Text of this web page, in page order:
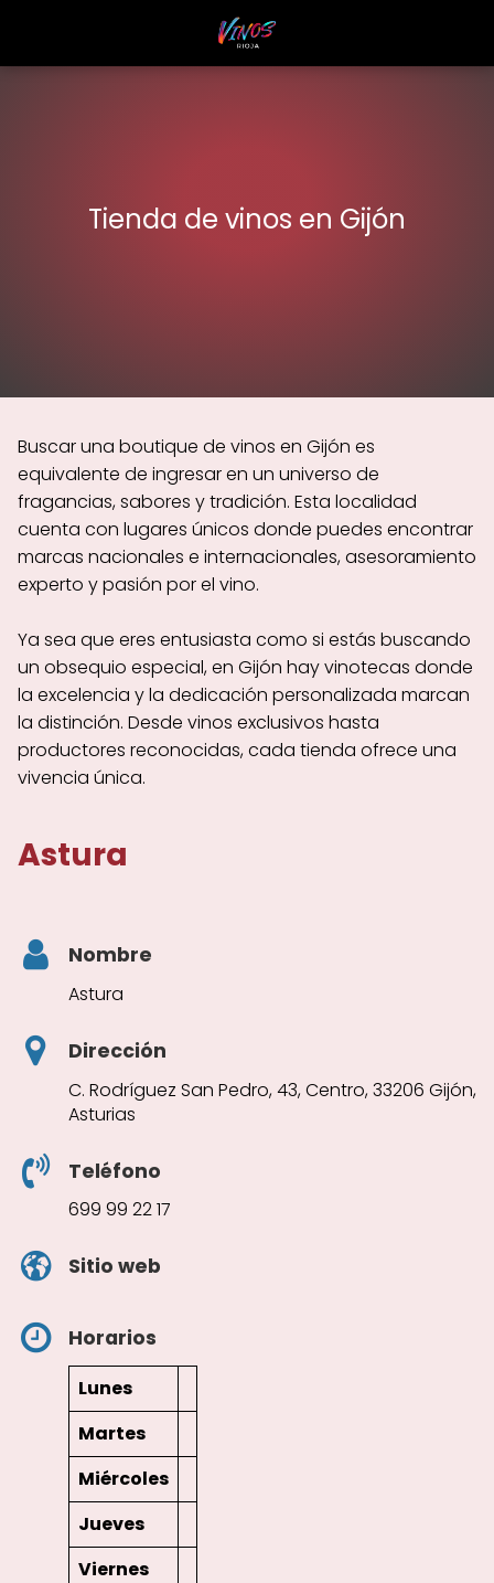
Tienda de vinos en Gijón
Buscar una boutique de vinos en Gijón es
equivalente de ingresar en un universo de
fragancias, sabores y tradición. Esta localidad
cuenta con lugares únicos donde puedes encontrar
marcas nacionales e internacionales, asesoramiento
experto y pasión por el vino.
Ya sea que eres entusiasta como si estás buscando
un obsequio especial, en Gijón hay vinotecas donde
la excelencia y la dedicación personalizada marcan
la distinción. Desde vinos exclusivos hasta
productores reconocidas, cada tienda ofrece una
vivencia única.
Astura
Nombre
Astura
Dirección
C. Rodríguez San Pedro, 43, Centro, 33206 Gijón,
Asturias
Teléfono
699 99 22 17
Sitio web
Horarios
Lunes
Martes
Miércoles
Jueves
Viernes